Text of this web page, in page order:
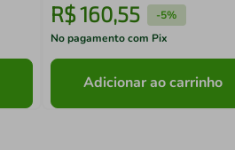
R$160,55 -5%
No pagamento com Pix
Adicionar ao carrinho